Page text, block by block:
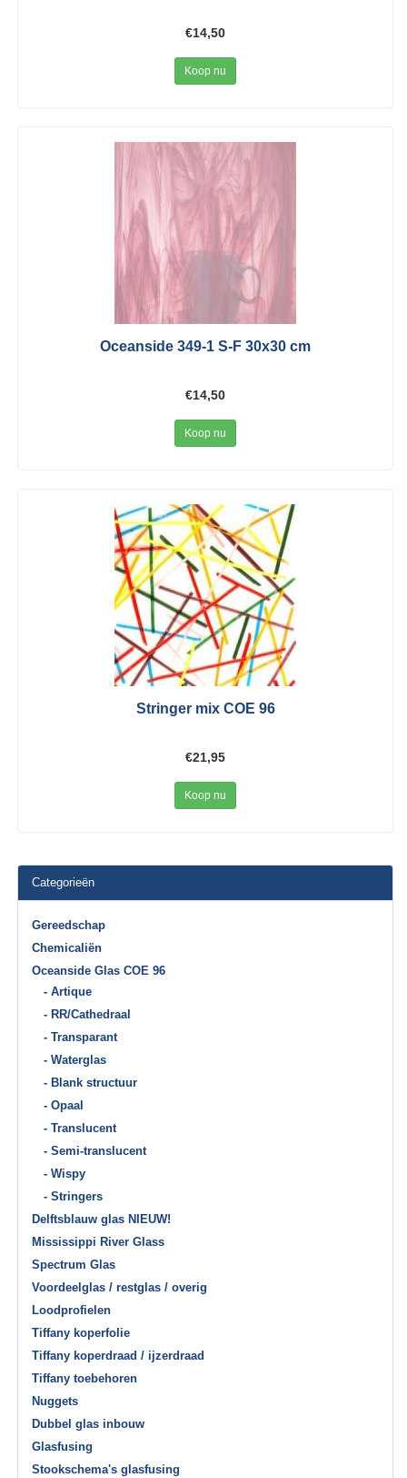
€14,50
Koop nu
Oceanside 349-1 S-F 30x30 cm
€14,50
Koop nu
Stringer mix COE 96
€21,95
Koop nu
Categorieën
Gereedschap
Chemicaliën
Oceanside Glas COE 96
- Artique
- RR/Cathedraal
- Transparant
- Waterglas
- Blank structuur
- Opaal
- Translucent
- Semi-translucent
- Wispy
- Stringers
Delftsblauw glas NIEUW!
Mississippi River Glass
Spectrum Glas
Voordeelglas / restglas / overig
Loodprofielen
Tiffany koperfolie
Tiffany koperdraad / ijzerdraad
Tiffany toebehoren
Nuggets
Dubbel glas inbouw
Glasfusing
Stookschema's glasfusing